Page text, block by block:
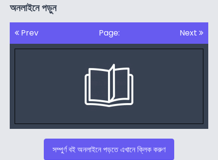
অনলাইনে পড়ুন
Prev Page: Next
সম্পুর্ণ বই অনলাইনে পড়তে এখানে ক্লিক করুণ